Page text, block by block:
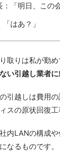
：「明日、この
はあ？」
取りは私が勤め
い引越し業者
引越しは費用
スの原状回復
内LANの構成
なるものです。